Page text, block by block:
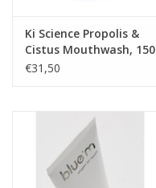
Ki Science Propolis &
Cistus Mouthwash, 150
ml
€31,50